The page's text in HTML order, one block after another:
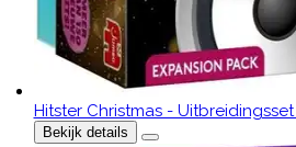
Hitster Christmas - Uitbreidingsset
Bekijk details